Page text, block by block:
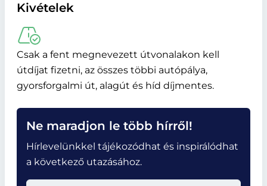
Kivételek
Csak a fent megnevezett útvonalakon kell
útdíjat fizetni, az összes többi autópálya,
gyorsforgalmi út, alagút és híd díjmentes.
Ne maradjon le több hírről!
Hírlevelünkkel tájékozódhat és inspirálódhat
a következő utazásához.